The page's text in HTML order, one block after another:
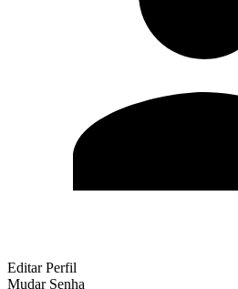
Editar Perfil
Mudar Senha